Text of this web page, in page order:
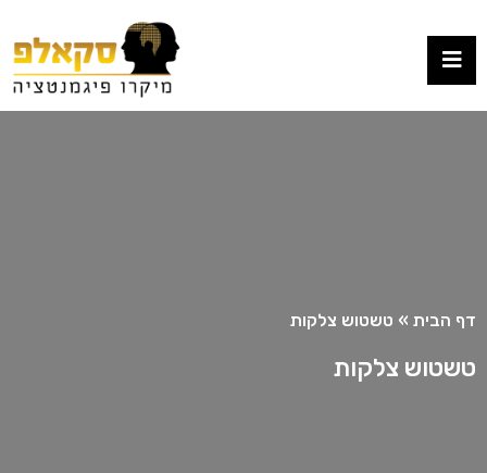
דף הבית » טשטוש צלקות
טשטוש צלקות